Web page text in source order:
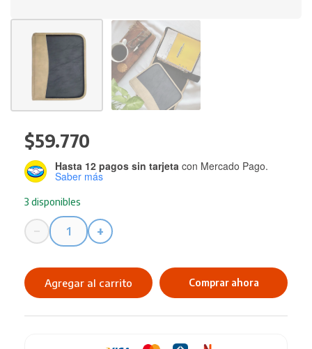
$59.770
3 disponibles
Hasta 12 pagos sin tarjeta con Mercado Pago.
Saber más
−
Agenda
Sudamericana
N
+
Agregar al carrito Comprar ahora